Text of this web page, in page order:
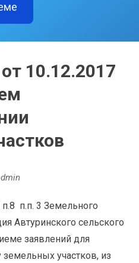
10.12.2017
п.8 п.п. 3 Земельного
Автуринского сельского
заявлений для
участков, из